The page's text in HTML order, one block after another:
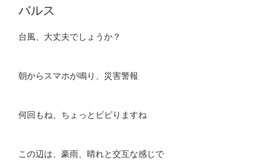
バルス
台風、大丈夫でしょうか？
朝からスマホが鳴り、災害警報
何回もね、ちょっとビビりますね
この辺は、豪雨、晴れと交互な感じで